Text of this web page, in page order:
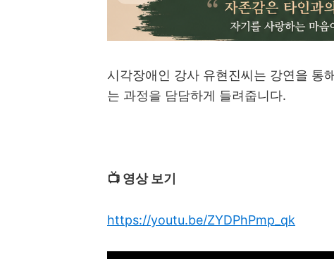
시각장애인 강사 유현진씨는 강연을 통
는 과정을 담담하게 들려줍니다.
📺 영상 보기
https://youtu.be/ZYDPhPmp_qk